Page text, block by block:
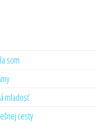
som
mladosť
cesty